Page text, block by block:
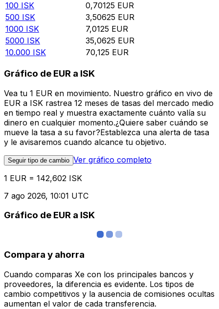
100 ISK 0,70125 EUR
500 ISK 3,50625 EUR
1000 ISK 7,0125 EUR
5000 ISK 35,0625 EUR
10.000 ISK 70,125 EUR
Gráfico de EUR a ISK
Vea tu 1 EUR en movimiento. Nuestro gráfico en vivo de
EUR a ISK rastrea 12 meses de tasas del mercado medio
en tiempo real y muestra exactamente cuánto valía su
dinero en cualquier momento.¿Quiere saber cuándo se
mueve la tasa a su favor?Establezca una alerta de tasa
y le avisaremos cuando alcance tu objetivo.
Seguir tipo de cambio Ver gráfico completo
1 EUR = 142,602 ISK
7 ago 2026, 10:01 UTC
Gráfico de EUR a ISK
Compara y ahorra
Cuando comparas Xe con los principales bancos y
proveedores, la diferencia es evidente. Los tipos de
cambio competitivos y la ausencia de comisiones ocultas
aumentan el valor de cada transferencia.